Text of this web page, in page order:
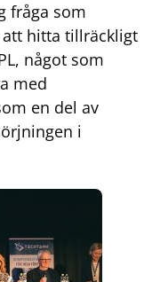
fråga som
att hitta tillräckligt
något som
med
en del av
i